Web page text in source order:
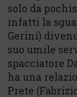
solo da
infatti la
Gerini)
suo umile
spacciatore
ha una
Prete